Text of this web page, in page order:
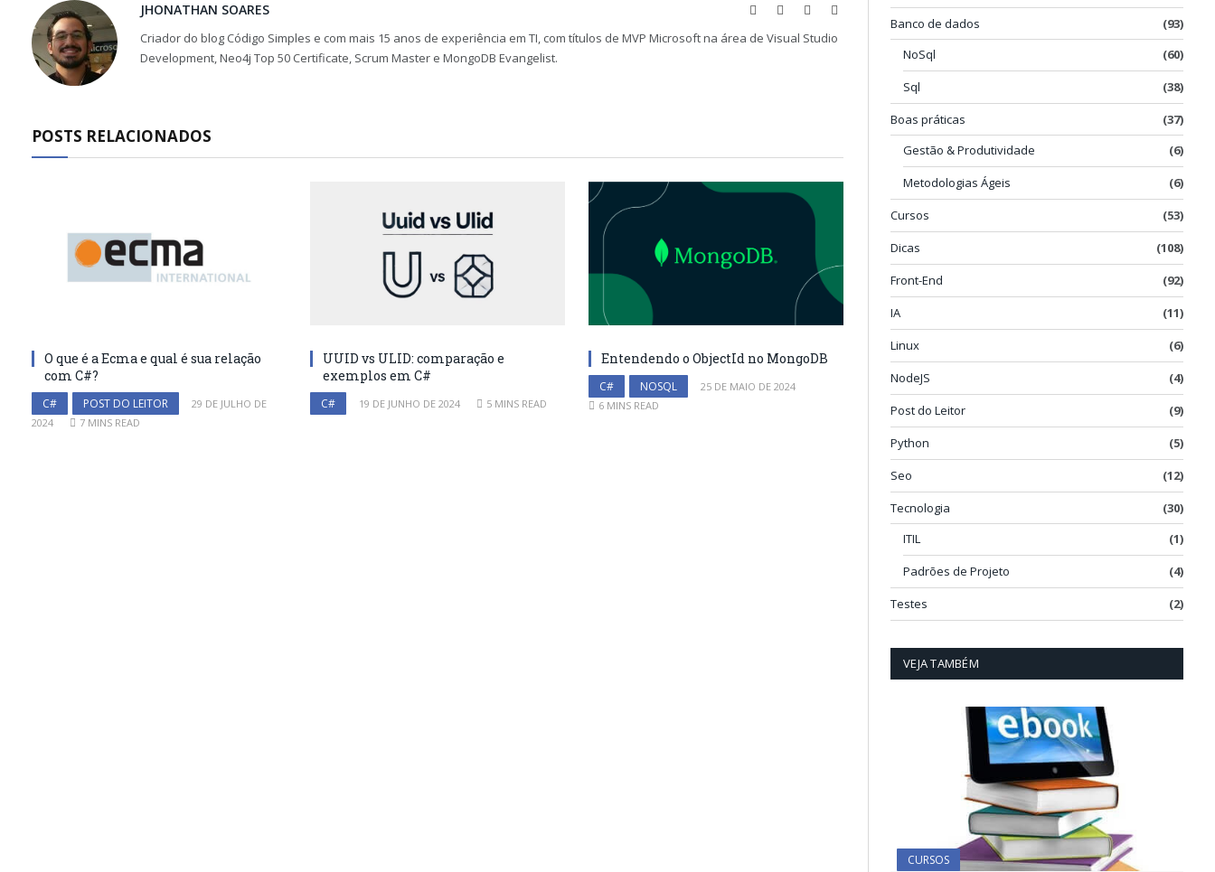
JHONATHAN SOARES WebsiteFacebook
Criador do blog Código Simples e com mais 15 anos de experiência em TI, com títulos de MVP Microsoft na área de Visual Studio
Development, Neo4j Top 50 Certificate, Scrum Master e MongoDB Evangelist.
POSTS RELACIONADOS
O que é a Ecma e qual é sua relação
com C#?
C# POST DO LEITOR
29 DE JULHO DE
2024
7 MINS READ
UUID vs ULID: comparação e
exemplos em C#
C# 19 DE JUNHO DE 2024 5 MINS READ
Entendendo o ObjectId no MongoDB
C# NOSQL
25 DE MAIO DE 2024
6 MINS READ
Banco de dados
(93)
NoSql
(60)
Sql
(38)
Boas práticas
(37)
Gestão & Produtividade
(6)
Metodologias Ágeis
(6)
Cursos
(53)
Dicas
(108)
Front-End
(92)
IA
(11)
Linux
(6)
NodeJS
(4)
Post do Leitor
(9)
Python
(5)
Seo
(12)
Tecnologia
(30)
ITIL
(1)
Padrões de Projeto
(4)
Testes
(2)
VEJA TAMBÉM
CURSOS